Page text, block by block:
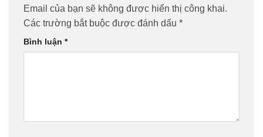
Email của bạn sẽ không được hiển thị công khai.
Các trường bắt buộc được đánh dấu *
Bình luận *